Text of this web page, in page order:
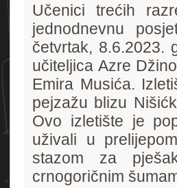
Učenici trećih
jednodnevnu
četvrtak, 8.6.2023.
učiteljica Azre
Emira Musića.
pejzažu blizu
Ovo izletište je
uživali u
stazom za
crnogoričnim